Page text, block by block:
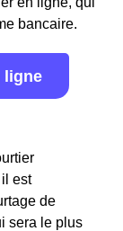
bancaire.
ligne
est
de
sera le plus